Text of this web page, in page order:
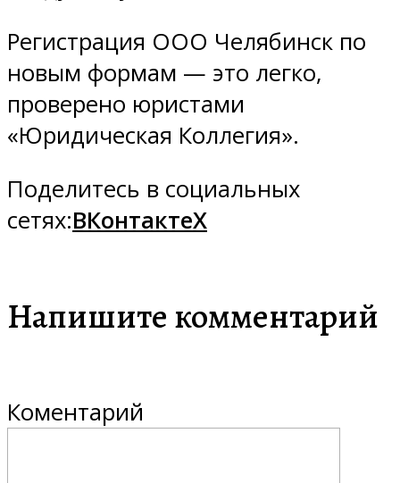
Регистрация ООО Челябинск по
новым формам — это легко,
проверено юристами
«Юридическая Коллегия».
Поделитесь в социальных
сетях:ВКонтактеX
Напишите комментарий
Коментарий